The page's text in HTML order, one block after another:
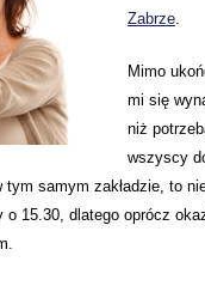
Zabrze.
Mimo
mi się
niż
wszyscy
samym zakładzie, to
15.30, dlatego oprócz